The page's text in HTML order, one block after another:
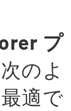
プ
次のよ
適で